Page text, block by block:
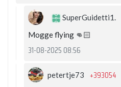
SuperGuidetti1.
Mogge flying 👊🏻
31-08-2025 08:56
petertje73 +393054